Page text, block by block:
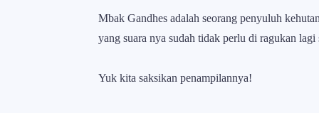
Mbak Gandhes adalah seorang penyuluh
yang suara nya sudah tidak perlu di ragukan lagi
Yuk kita saksikan penampilannya!